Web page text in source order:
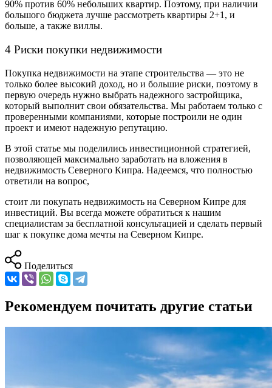
90% против 60% небольших квартир. Поэтому, при наличии
большого бюджета лучше рассмотреть квартиры 2+1, и
больше, а также виллы.
4 Риски покупки недвижимости
Покупка недвижимости на этапе строительства — это не
только более высокий доход, но и большие риски, поэтому в
первую очередь нужно выбрать надежного застройщика,
который выполнит свои обязательства. Мы работаем только с
проверенными компаниями, которые построили не один
проект и имеют надежную репутацию.
В этой статье мы поделились инвестиционной стратегией,
позволяющей максимально заработать на вложения в
недвижимость Северного Кипра. Надеемся, что полностью
ответили на вопрос,
стоит ли покупать недвижимость на Северном Кипре для
инвестиций. Вы всегда можете обратиться к нашим
специалистам за бесплатной консультацией и сделать первый
шаг к покупке дома мечты на Северном Кипре.
Поделиться
Рекомендуем почитать другие статьи